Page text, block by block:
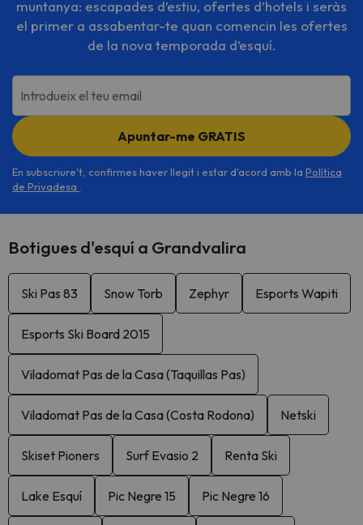
muntanya: escapades d’estiu, ofertes d’hotels i seràs
el primer a assabentar-te quan comencin les ofertes
de la nova temporada d’esquí.
Introdueix el teu email
Apuntar-me GRATIS
En subscriure't, confirmes haver llegit i estar d'acord amb la Política
de Privadesa
Botigues d'esquí a Grandvalira
Ski Pas 83 Snow Torb Zephyr Esports Wapiti
Esports Ski Board 2015
Viladomat Pas de la Casa (Taquillas Pas)
Viladomat Pas de la Casa (Costa Rodona) Netski
Skiset Pioners Surf Evasio 2 Renta Ski
Lake Esquí Pic Negre 15 Pic Negre 16